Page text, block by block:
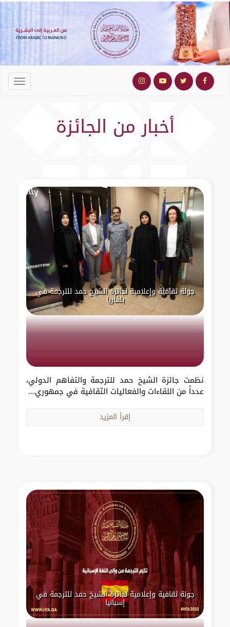
أخبار من الجائزة
جولة ثقافية وإعلامية لجائزة الشيخ حمد للترجمة في
بلغاريا
نظمت جائزة الشيخ حمد للترجمة والتفاهم الدولي،
عدداً من اللقاءات والفعاليات الثقافية في جمهوري...
إقرأ المزيد
جولة ثقافية وإعلامية لجائزة الشيخ حمد للترجمة في
إسبانيا